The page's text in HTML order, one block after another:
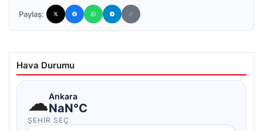
Paylaş:
Hava Durumu
☁Ankara
NaN°C
ŞEHIR SEÇ